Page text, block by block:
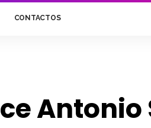
CONTACTOS
Antonio